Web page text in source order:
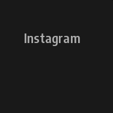
Instagram